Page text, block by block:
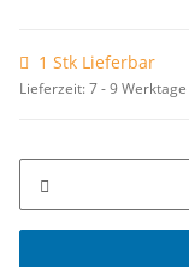
1 Stk Lieferbar
Lieferzeit:7 - 9 Werktage